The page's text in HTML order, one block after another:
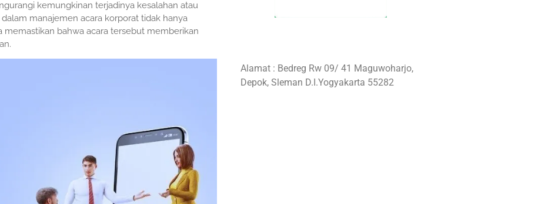
kemungkinan terjadinya kesalahan atau
manajemen acara korporat tidak hanya
bahwa acara tersebut memberikan
Alamat : Bedreg Rw 09/ 41 Maguwoharjo,
Depok, Sleman D.I.Yogyakarta 55282